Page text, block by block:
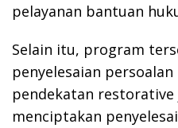
pelayanan bantuan
Selain itu, program
penyelesaian
pendekatan restorative
menciptakan